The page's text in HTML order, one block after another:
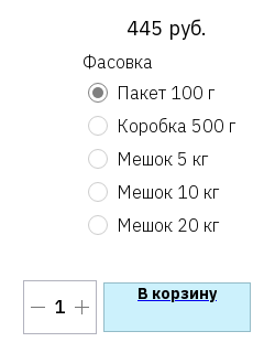
«Какого маракуйя»
445 руб.
Фасовка
Пакет 100 г
Коробка 500 г
Мешок 5 кг
Мешок 10 кг
Мешок 20 кг
В корзину